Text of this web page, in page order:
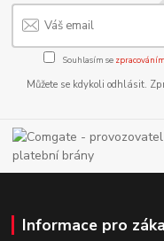
Souhlasím se
Můžete se kdykoli odhlásit.
Informace pro